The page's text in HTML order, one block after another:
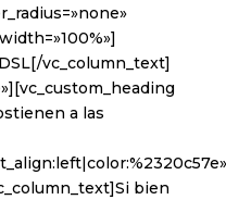
vc_column_text]
a las
bien